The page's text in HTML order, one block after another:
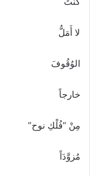
لا أَمَلُّ
الوُقُوفَ
خارجاً
مِنْ “فُلْكِ نوح”
مُزوَّدَاً